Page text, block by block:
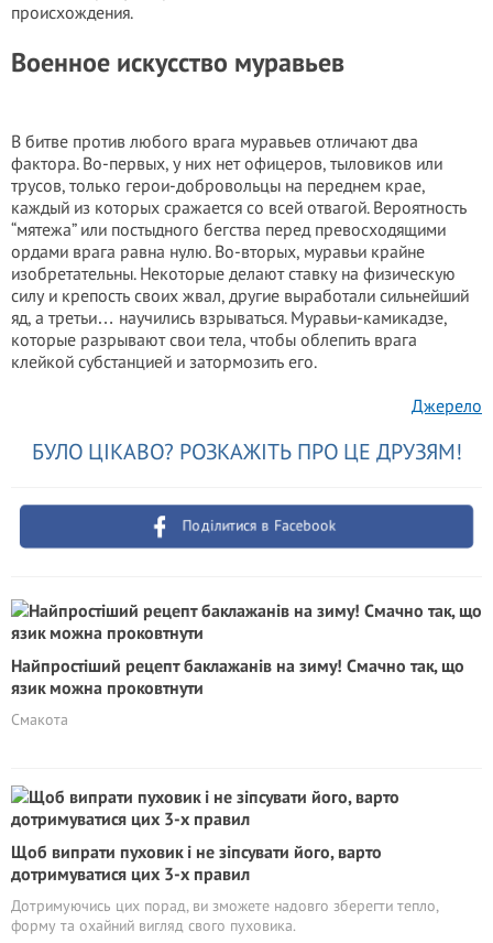
происхождения.
Военное искусство муравьев
В битве против любого врага муравьев отличают два
фактора. Во-первых, у них нет офицеров, тыловиков или
трусов, только герои-добровольцы на переднем крае,
каждый из которых сражается со всей отвагой. Вероятность
“мятежа” или постыдного бегства перед превосходящими
ордами врага равна нулю. Во-вторых, муравьи крайне
изобретательны. Некоторые делают ставку на физическую
силу и крепость своих жвал, другие выработали сильнейший
яд, а третьи… научились взрываться. Муравьи-камикадзе,
которые разрывают свои тела, чтобы облепить врага
клейкой субстанцией и затормозить его.
Джерело
БУЛО ЦІКАВО? РОЗКАЖІТЬ ПРО ЦЕ ДРУЗЯМ!
Поділитися в Facebook
Найпростіший рецепт баклажанів на зиму! Смачно так, що
язик можна проковтнути
Смакота
Щоб випрати пуховик і не зіпсувати його, варто
дотримуватися цих 3-х правил
Дотримуючись цих порад, ви зможете надовго зберегти тепло,
форму та охайний вигляд свого пуховика.